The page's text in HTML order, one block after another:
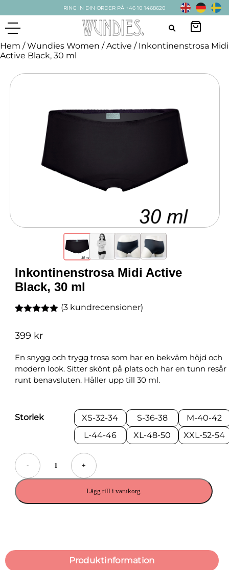
RING IN DIN ORDER PÅ +46 10 1468620
Hem /Wundies Women /Active / Inkontinenstrosa Midi
Active Black, 30 ml
Inkontinenstrosa Midi Active
Black, 30 ml
baserat på
(3 kundrecensioner)
399 kr
En snygg och trygg trosa som har en bekväm höjd och
modern look. Sitter skönt på plats och har en tunn resår
runt benavsluten. Håller upp till 30 ml.
Storlek XS-32-34 S-36-38
M-40-42
L-44-46
XL-48-50 XXL-52-54
- +
Lägg till i varukorg
Produktinformation